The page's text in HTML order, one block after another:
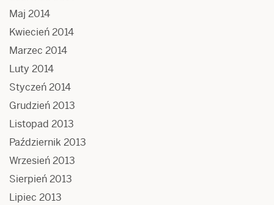
Maj 2014
Kwiecień 2014
Marzec 2014
Luty 2014
Styczeń 2014
Grudzień 2013
Listopad 2013
Październik 2013
Wrzesień 2013
Sierpień 2013
Lipiec 2013